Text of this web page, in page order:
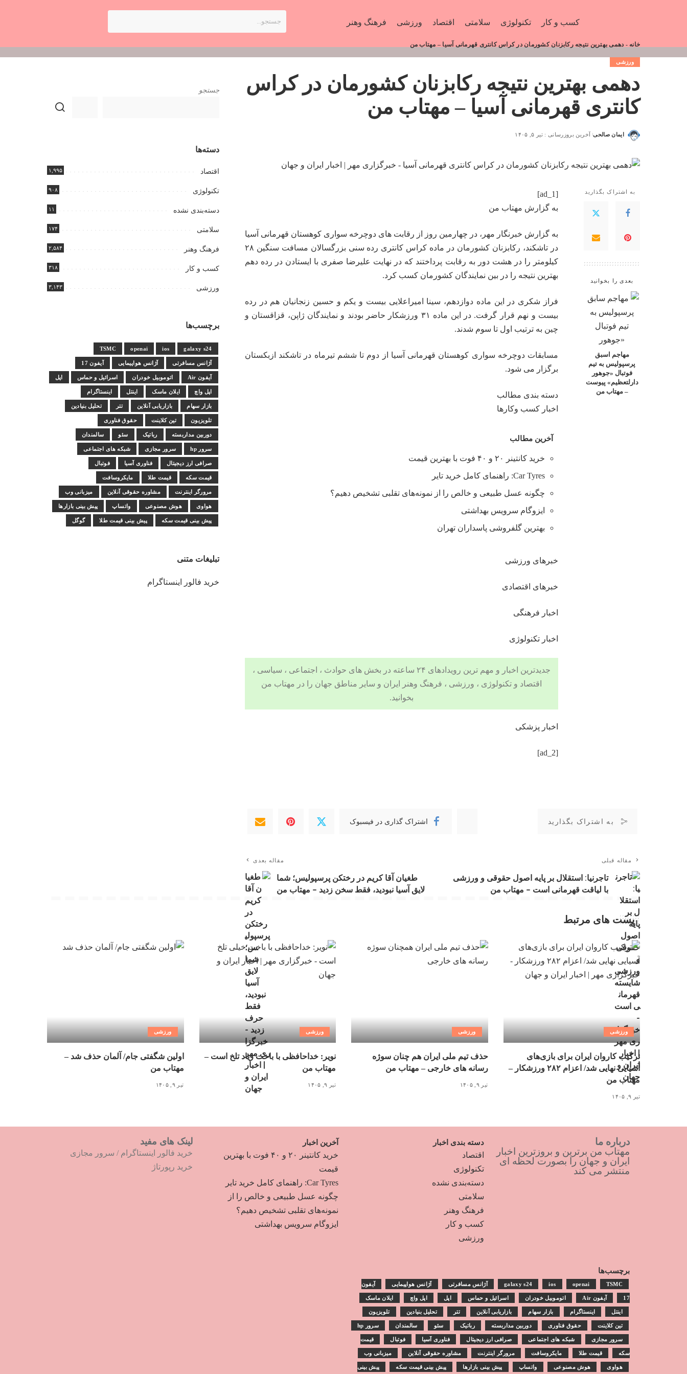
کسب و کار تکنولوژی سلامتی اقتصاد ورزشی فرهنگ وهنر
خانه - دهمی بهترین نتیجه رکابزنان کشورمان در کراس کانتری قهرمانی آسیا – مهتاب من
ورزشی
دهمی بهترین نتیجه رکابزنان کشورمان در کراس
کانتری قهرمانی آسیا – مهتاب من
ایمان صالحی آخرین بروزرسانی : تیر ۵, ۱۴۰۵
به اشتراک بگذارید
بعدی را بخوانید
مهاجم اسبق
پرسپولیس به تیم
فوتبال «جوهور
دارلتعظیم» پیوست
– مهتاب من
[ad_1]
به گزارش مهتاب من
به گزارش خبرنگار مهر، در چهارمین روز از رقابت های دوچرخه سواری کوهستان قهرمانی آسیا
در تاشکند، رکابزنان کشورمان در ماده کراس کانتری رده سنی بزرگسالان مسافت سنگین ۲۸
کیلومتر را در هشت دور به رقابت پرداختند که در نهایت علیرضا صفری با ایستادن در رده دهم
بهترین نتیجه را در بین نمایندگان کشورمان کسب کرد.
فراز شکری در این ماده دوازدهم، سینا امیراعلایی بیست و یکم و حسین زنجانیان هم در رده
بیست و نهم قرار گرفت. در این ماده ۳۱ ورزشکار حاضر بودند و نمایندگان ژاپن، قزاقستان و
چین به ترتیب اول تا سوم شدند.
مسابقات دوچرخه سواری کوهستان قهرمانی آسیا از دوم تا ششم تیرماه در تاشکند ازبکستان
برگزار می شود.
دسته بندی مطالب
اخبار کسب وکارها
آخرین مطالب
خرید کانتینر ۲۰ و ۴۰ فوت با بهترین قیمت
Car Tyres: راهنمای کامل خرید تایر
چگونه عسل طبیعی و خالص را از نمونه‌های تقلبی تشخیص دهیم؟
ایزوگام سرویس بهداشتی
بهترین گلفروشی پاسداران تهران
خبرهای ورزشی
خبرهای اقتصادی
اخبار فرهنگی
اخبار تکنولوژی
جدیدترین اخبار و مهم ترین رویدادهای ۲۴ ساعته در بخش های حوادث ، اجتماعی ، سیاسی ،
اقتصاد وتکنولوژی ، ورزشی ، فرهنگ وهنر ایران و سایر مناطق جهان را در مهتاب من
بخوانید.
اخبار پزشکی
[ad_2]
به اشتراک بگذارید اشتراک گذاری در فیسبوک
مقاله قبلی
تاجرنیا: استقلال بر پایه اصول حقوقی و ورزشی
با لیاقت قهرمانی است – مهتاب من
مقاله بعدی
طغیان آقا کریم در رختکن پرسپولیس؛ شما
لایق آسیا نبودید، فقط سخن زدید – مهتاب من
جستجو
دسته‌ها
اقتصاد ۱,۹۹۵
تکنولوژی ۹۰۸
دسته‌بندی نشده ۱۱
سلامتی ۱۷۴
فرهنگ وهنر ۲,۵۸۴
کسب و کار ۳۱۸
ورزشی ۳,۱۴۳
برچسب‌ها
galaxy s24
ios
openai
TSMC
آژانس مسافرتی آژانس هواپیمایی آیفون 17
آیفون Air اتوموبیل خودران اسرائیل و حماس اپل
اپل واچ ایلان ماسک اینتل اینستاگرام
بازار سهام بازاریابی آنلاین تتر تحلیل بنیادین
تلویزیون تین کلاینت حقوق فناوری
دوربین مداربسته رباتیک سئو سالمندان
سرور hp سرور مجازی شبکه های اجتماعی
صرافی ارز دیجیتال فناوری آسیا فوتبال
قیمت سکه قیمت طلا مایکروسافت
مرورگر اینترنت مشاوره حقوقی آنلاین میزبانی وب
هواوی هوش مصنوعی واتساپ پیش بینی بازارها
پیش بینی قیمت سکه پیش بینی قیمت طلا گوگل
تبلیغات متنی
خرید فالور اینستاگرام
پست های مرتبط
ورزشی
ترکیب کاروان ایران برای بازی‌های
آسیایی نهایی شد/ اعزام ۲۸۲ ورزشکار –
مهتاب من
تیر ۹, ۱۴۰۵
ورزشی
حذف تیم ملی ایران هم چنان سوژه
رسانه های خارجی – مهتاب من
تیر ۹, ۱۴۰۵
ورزشی
نویر: خداحافظی با باخت زیاد تلخ است –
مهتاب من
تیر ۹, ۱۴۰۵
ورزشی
اولین شگفتی جام/ آلمان حذف شد –
مهتاب من
تیر ۹, ۱۴۰۵
درباره ما
مهتاب من برترین و بروزترین اخبار
ایران و جهان را بصورت لحظه ای
منتشر می کند
دسته بندی اخبار
اقتصاد
تکنولوژی
دسته‌بندی نشده
سلامتی
فرهنگ وهنر
کسب و کار
ورزشی
آخرین اخبار
خرید کانتینر ۲۰ و ۴۰ فوت با بهترین
قیمت
Car Tyres: راهنمای کامل خرید تایر
چگونه عسل طبیعی و خالص را از
نمونه‌های تقلبی تشخیص دهیم؟
ایزوگام سرویس بهداشتی
لینک های مفید
خرید فالور اینستاگرام / سرور مجازی
خرید رپورتاژ
برچسب‌ها
galaxy s24 ios openai TSMC آژانس مسافرتی آژانس هواپیمایی آیفون
17 آیفون Air اتوموبیل خودران اسرائیل و حماس اپل اپل واچ ایلان ماسک
اینتل اینستاگرام بازار سهام بازاریابی آنلاین تتر تحلیل بنیادین تلویزیون
تین کلاینت حقوق فناوری دوربین مداربسته رباتیک سئو سالمندان سرور hp
سرور مجازی شبکه های اجتماعی صرافی ارز دیجیتال فناوری آسیا فوتبال قیمت
سکه قیمت طلا مایکروسافت مرورگر اینترنت مشاوره حقوقی آنلاین میزبانی وب
هواوی هوش مصنوعی واتساپ پیش بینی بازارها پیش بینی قیمت سکه پیش بینی